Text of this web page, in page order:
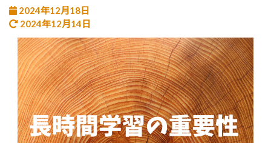
2024年12月18日
2024年12月14日